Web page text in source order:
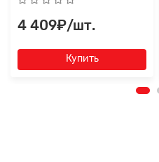
4 409₽/шт.
Купить